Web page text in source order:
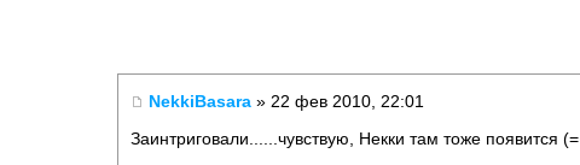
NekkiBasara » 22 фев 2010, 22:01
Заинтриговали......чувствую, Некки там тоже появится (=